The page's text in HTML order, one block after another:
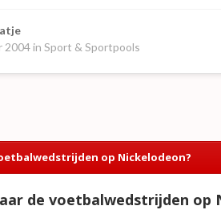
2004 in Sport & Sportpools
op Nickelodeon?
de voetbalwedstrijden op